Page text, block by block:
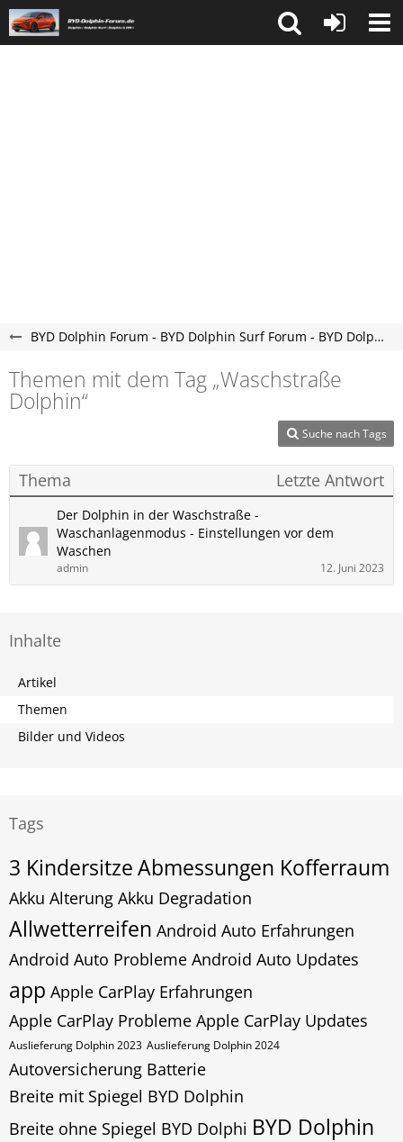
BYD Dolphin Forum - BYD Dolphin Surf Forum - BYD Dolphin G DM-i Forum
Themen mit dem Tag „Waschstraße
Dolphin“
Suche nach Tags
Thema Letzte Antwort
Der Dolphin in der Waschstraße -
Waschanlagenmodus - Einstellungen vor dem
Waschen
admin 12. Juni 2023
Inhalte
Artikel
Themen
Bilder und Videos
Tags
3 KindersitzeAbmessungen Kofferraum
Akku Alterung Akku Degradation
Allwetterreifen Android Auto Erfahrungen
Android Auto Probleme Android Auto Updates
app Apple CarPlay Erfahrungen
Apple CarPlay Probleme Apple CarPlay Updates
Auslieferung Dolphin 2023 Auslieferung Dolphin 2024
Autoversicherung Batterie
Breite mit Spiegel BYD Dolphin
Breite ohne Spiegel BYD Dolphi BYD Dolphin